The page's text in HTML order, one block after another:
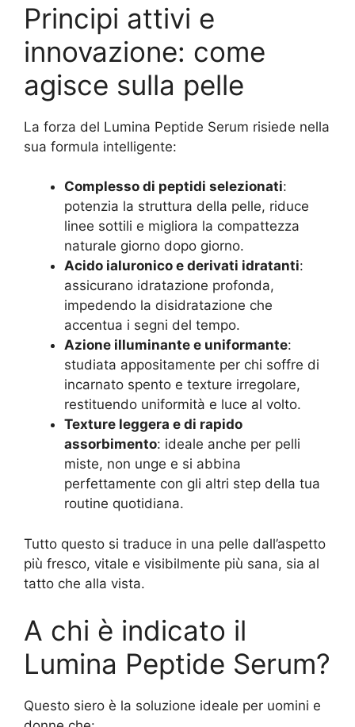
Principi attivi e
innovazione: come
agisce sulla pelle
La forza del Lumina Peptide Serum risiede nella
sua formula intelligente:
Complesso di peptidi selezionati:
potenzia la struttura della pelle, riduce
linee sottili e migliora la compattezza
naturale giorno dopo giorno.
Acido ialuronico e derivati idratanti:
assicurano idratazione profonda,
impedendo la disidratazione che
accentua i segni del tempo.
Azione illuminante e uniformante:
studiata appositamente per chi soffre di
incarnato spento e texture irregolare,
restituendo uniformità e luce al volto.
Texture leggera e di rapido
assorbimento: ideale anche per pelli
miste, non unge e si abbina
perfettamente con gli altri step della tua
routine quotidiana.
Tutto questo si traduce in una pelle dall’aspetto
più fresco, vitale e visibilmente più sana, sia al
tatto che alla vista.
A chi è indicato il
Lumina Peptide Serum?
Questo siero è la soluzione ideale per uomini e